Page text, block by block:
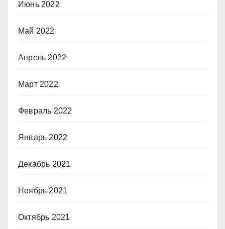
Июнь 2022
Май 2022
Апрель 2022
Март 2022
Февраль 2022
Январь 2022
Декабрь 2021
Ноябрь 2021
Октябрь 2021